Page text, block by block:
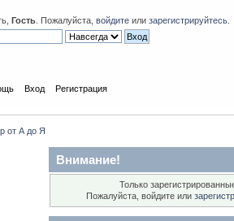
Гость . Пожалуйста, войдите или зарегистрируйтесь
Вход Регистрация
от А до Я
Внимание!
Только
Пожалуйста, войдите или